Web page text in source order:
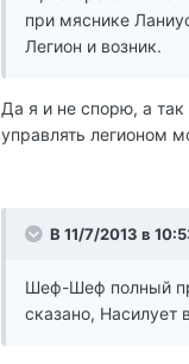
при мяснике
Легион и возник.
Да я и не спорю, а
управлять легионом
В 11/7/2013 в
Шеф-Шеф полный
сказано, Насилует